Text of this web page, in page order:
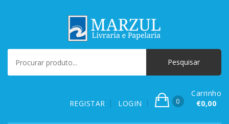
REGISTAR LOGIN 0
Carrinho
€0,00